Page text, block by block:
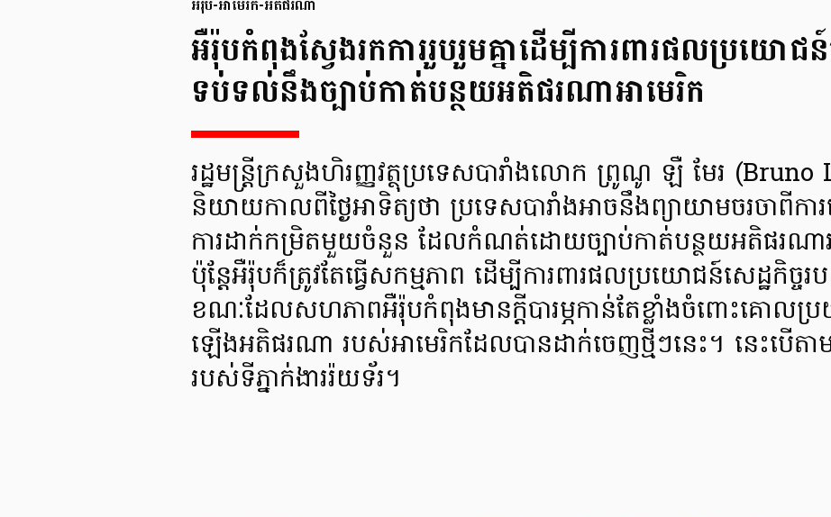
អឺរ៉ុបកំពុងស្វែងរកការរួបរួមគ្នាដើម្បីការពារផលប្រយោជន៍
ទប់ទល់នឹងច្បាប់កាត់បន្ថយអតិផរណាអាមេរិក
រដ្ឋមន្ត្រីក្រសួងហិរញ្ញវត្ថុប្រទេសបារាំងលោក ព្រូណូ ឡឺ មែរ
និយាយកាលពីថ្ងៃអាទិត្យថា ប្រទេសបារាំងអាចនឹងព្យាយាមចរចាពីក
ការដាក់កម្រិតមួយចំនួន ដែលកំណត់ដោយច្បាប់កាត់បន្ថយអតិផរណា
ប៉ុន្តែអឺរ៉ុបក៏ត្រូវតែធ្វើសកម្មភាព ដើម្បីការពារផលប្រយោជន៍សេដ្ឋកិច្ចរ
ខណៈដែលសហភាពអឺរ៉ុបកំពុងមានក្ដីបារម្ភកាន់តែខ្លាំងចំពោះគោលប្រ
ឡើងអតិផរណា របស់អាមេរិកដែលបានដាក់ចេញថ្មីៗនេះ។ នេះបើតា
របស់ទីភ្នាក់ងាររ៉យទ័រ។